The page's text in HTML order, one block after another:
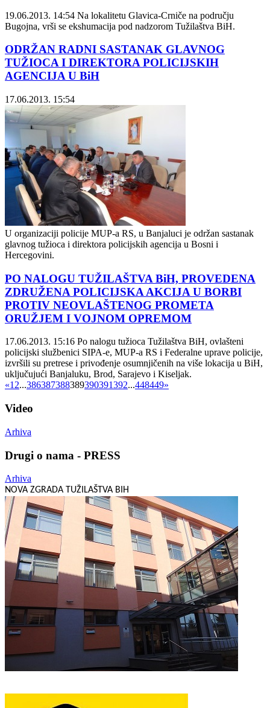
19.06.2013. 14:54 Na lokalitetu Glavica-Crniče na području
Bugojna, vrši se ekshumacija pod nadzorom Tužilaštva BiH.
ODRŽAN RADNI SASTANAK GLAVNOG
TUŽIOCA I DIREKTORA POLICIJSKIH
AGENCIJA U BiH
17.06.2013. 15:54
U organizaciji policije MUP-a RS, u Banjaluci je održan sastanak
glavnog tužioca i direktora policijskih agencija u Bosni i
Hercegovini.
PO NALOGU TUŽILAŠTVA BiH, PROVEDENA
ZDRUŽENA POLICIJSKA AKCIJA U BORBI
PROTIV NEOVLAŠTENOG PROMETA
ORUŽJEM I VOJNOM OPREMOM
17.06.2013. 15:16 Po nalogu tužioca Tužilaštva BiH, ovlašteni
policijski službenici SIPA-e, MUP-a RS i Federalne uprave policije,
izvršili su pretrese i privođenje osumnjičenih na više lokacija u BiH,
uključujući Banjaluku, Brod, Sarajevo i Kiseljak.
«12...386387388389390391392...448449»
Video
Arhiva
Drugi o nama - PRESS
Arhiva
NOVA ZGRADA TUŽILAŠTVA BIH